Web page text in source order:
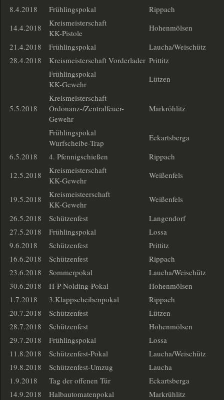
8.4.2018
Frühlingspokal
Rippach
14.4.2018
Kreismeisterschaft
KK-Pistole
Hohenmölsen
21.4.2018
Frühlingspokal
Laucha/Weischütz
28.4.2018
Kreismeisterschaft Vorderlader Prittitz
Frühlingspokal
KK-Gewehr
Lützen
5.5.2018
Kreismeisterschaft
Ordonanz-/Zentralfeuer-
Gewehr
Markröhlitz
Frühlingspokal
Wurfscheibe-Trap
Eckartsberga
6.5.2018
4. Pfennigschießen
Rippach
12.5.2018
Kreismeisterschaft
KK-Gewehr
Weißenfels
19.5.2018
Kreismeisteerschaft
KK-Gewehr
Weißenfels
26.5.2018
Schützenfest
Langendorf
27.5.2018
Frühlingspokal
Lossa
9.6.2018
Schützenfest
Prittitz
16.6.2018
Schützenfest
Rippach
23.6.2018
Sommerpokal
Laucha/Weischütz
30.6.2018
H-P-Nolding-Pokal
Hohenmölsen
1.7.2018
3.Klappscheibenpokal
Rippach
20.7.2018
Schützenfest
Lützen
28.7.2018
Schützenfest
Hohenmölsen
29.7.2018
Frühlingspokal
Lossa
11.8.2018
Schützenfest-Pokal
Laucha/Weischütz
19.8.2018
Schützenfest-Umzug
Laucha
1.9.2018
Tag der offenen Tür
Eckartsberga
14.9.2018
Halbautomatenpokal
Markrühlitz